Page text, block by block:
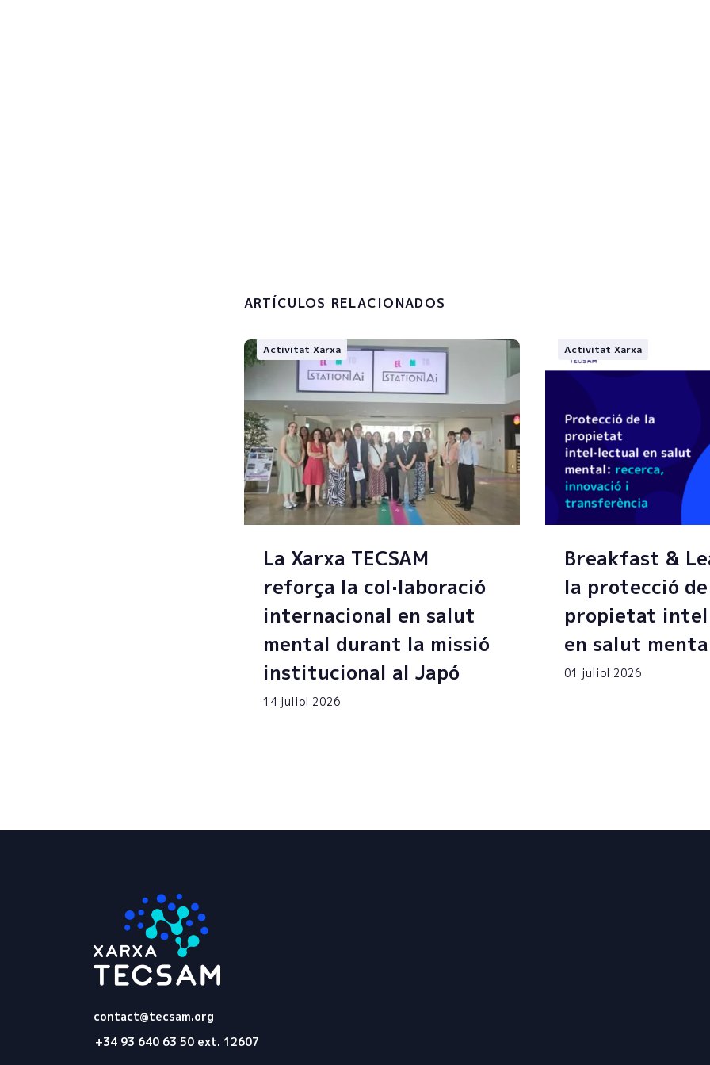
ARTÍCULOS RELACIONADOS
Activitat Xarxa
La Xarxa TECSAM
reforça la col·laboració
internacional en salut
mental durant la missió
institucional al Japó
14 juliol 2026
Activitat Xarxa
Breakfast &
la protecció
propietat
en salut
01 juliol 2026
contact@tecsam.org
+34 93 640 63 50 ext. 12607